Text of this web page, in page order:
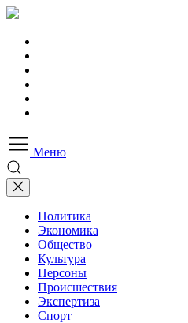
Меню
Политика
Экономика
Общество
Культура
Персоны
Происшествия
Экспертиза
Спорт